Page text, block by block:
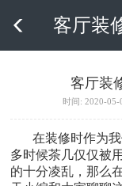

客厅装
时间: 2020-05-
在装修时作为
多时候茶几仅仅被
的十分凌乱，那么